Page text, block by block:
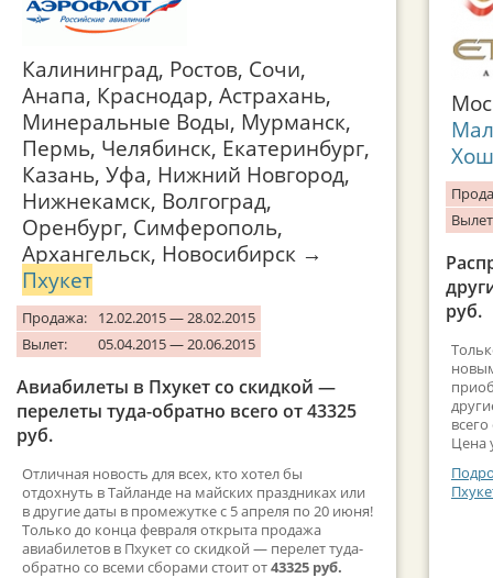
Калининград, Ростов, Сочи,
Анапа, Краснодар, Астрахань,
Минеральные Воды, Мурманск,
Пермь, Челябинск, Екатеринбург,
Казань, Уфа, Нижний Новгород,
Нижнекамск, Волгоград,
Оренбург, Симферополь,
Архангельск, Новосибирск →
Пхукет
Продажа:
12.02.2015 — 28.02.2015
Вылет:
05.04.2015 — 20.06.2015
Авиабилеты в Пхукет со скидкой —
перелеты туда-обратно всего от 43325
руб.
Отличная новость для всех, кто хотел бы
отдохнуть в Тайланде на майских праздниках или
в другие даты в промежутке с 5 апреля по 20 июня!
Только до конца февраля открыта продажа
авиабилетов в Пхукет со скидкой — перелет туда-
обратно со всеми сборами стоит от43325 руб.
руб.
Цена